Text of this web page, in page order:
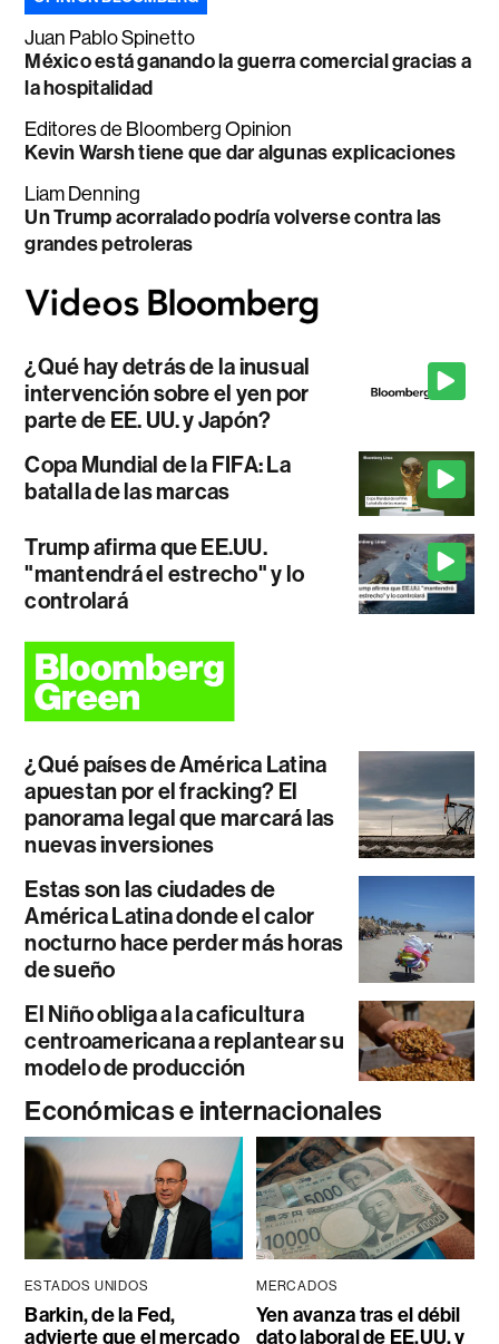
Juan Pablo Spinetto
México está ganando la guerra comercial gracias a
la hospitalidad
Editores de Bloomberg Opinion
Kevin Warsh tiene que dar algunas explicaciones
Liam Denning
Un Trump acorralado podría volverse contra las
grandes petroleras
¿Qué hay detrás de la inusual
intervención sobre el yen por
parte de EE. UU. y Japón?
Copa Mundial de la FIFA: La
batalla de las marcas
Trump afirma que EE.UU.
"mantendrá el estrecho" y lo
controlará
¿Qué países de América Latina
apuestan por el fracking? El
panorama legal que marcará las
nuevas inversiones
Estas son las ciudades de
América Latina donde el calor
nocturno hace perder más horas
de sueño
El Niño obliga a la caficultura
centroamericana a replantear su
modelo de producción
Económicas e internacionales
ESTADOS UNIDOS
Barkin, de la Fed,
advierte que el mercado
MERCADOS
Yen avanza tras el débil
dato laboral de EE.UU. y